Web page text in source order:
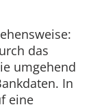
das
umgehend
In
eine